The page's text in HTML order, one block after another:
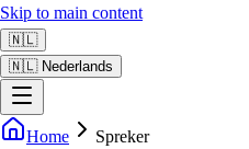
Skip to main content
🇳🇱
🇳🇱 Nederlands
Home Spreker